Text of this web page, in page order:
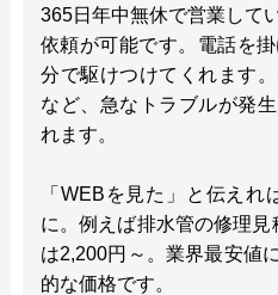
365日年中無休で営業して
依頼が可能です。電話を
分で駆けつけてくれます
など、急なトラブルが発
れます。
「WEBを見た」と伝えれ
に。例えば排水管の修理
は2,200円～。業界最安値
的な価格です。